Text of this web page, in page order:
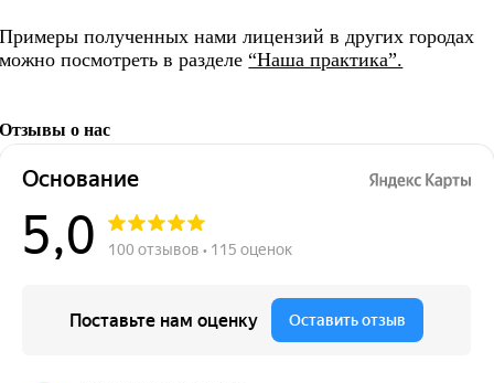
Примеры полученных нами лицензий в других городах
можно посмотреть в разделе“Наша практика”.
Отзывы о нас